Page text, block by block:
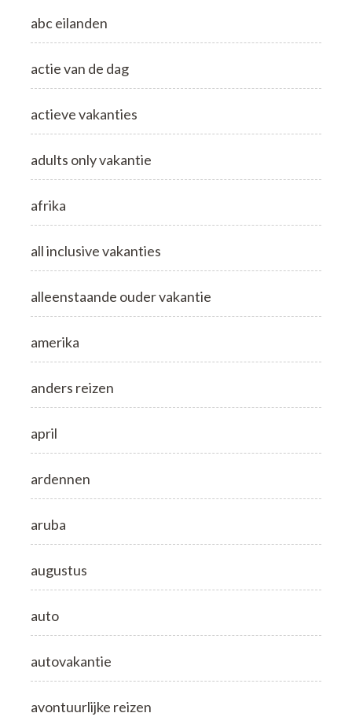
abc eilanden
actie van de dag
actieve vakanties
adults only vakantie
afrika
all inclusive vakanties
alleenstaande ouder vakantie
amerika
anders reizen
april
ardennen
aruba
augustus
auto
autovakantie
avontuurlijke reizen